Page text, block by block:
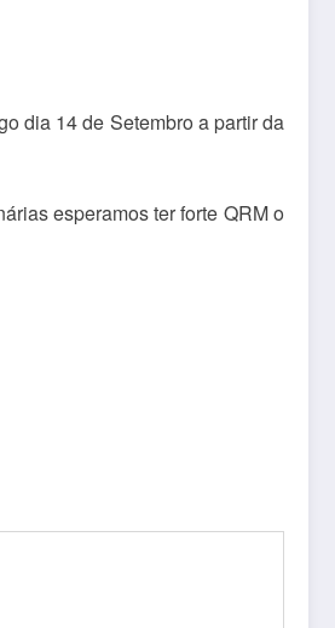
dia 14 de Setembro a partir da
esperamos ter forte QRM o